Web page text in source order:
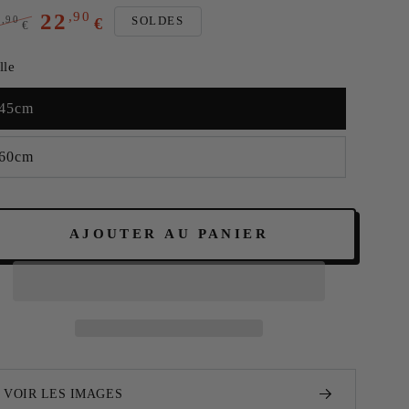
,90 € 22 ,90 € SOLDES
AJOUTER AU PANIER
PLUS D'INFORMATIONS
VOIR LES IMAGES